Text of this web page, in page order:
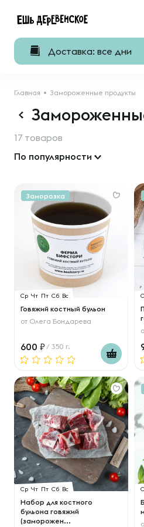
Доставка: все дни
Главная Замороженные продукты
17 товаров
По популярности
Заморозка
Ср Чт Пт Сб Вс
Говяжий костный бульон
от Олега Бондарева
600 / 350 г.
Ср Чт Пт Сб Вс
Набор для костного
бульона говяжий
(заморожен...